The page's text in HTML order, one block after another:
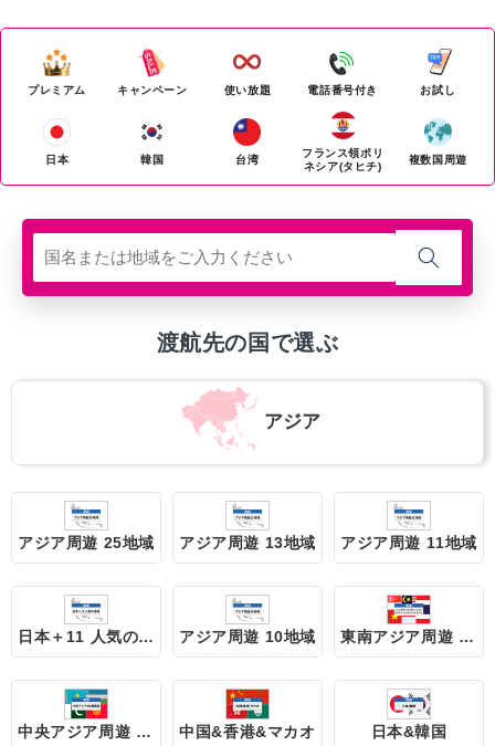
プレミアム キャンペーン 使い放題 電話番号付き お試し
日本 韓国 台湾
フランス領ポリ
ネシア(タヒチ)
複数国周遊
渡航先の国で選ぶ
アジア
アジア周遊 25地域 アジア周遊 13地域 アジア周遊 11地域
日本＋11 人気の地域 アジア周遊 10地域 東南アジア周遊 5地域
中央アジア周遊 4地域 中国&香港&マカオ 日本&韓国